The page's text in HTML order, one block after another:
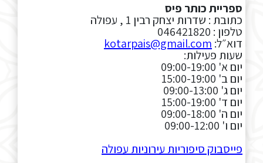
ספריית כותר פיס
כתובת : שדרות יצחק רבין 1 , עפולה
טלפון : 046421820
דוא״ל: kotarpais@gmail.com
שעות פעילות:
יום א' 09:00-19:00
יום ב' 15:00-19:00
יום ג' 09:00-13:00
יום ד' 15:00-19:00
יום ה' 09:00-18:00
יום ו' 09:00-12:00
פייסבוק סיפוריות עירוניות עפולה